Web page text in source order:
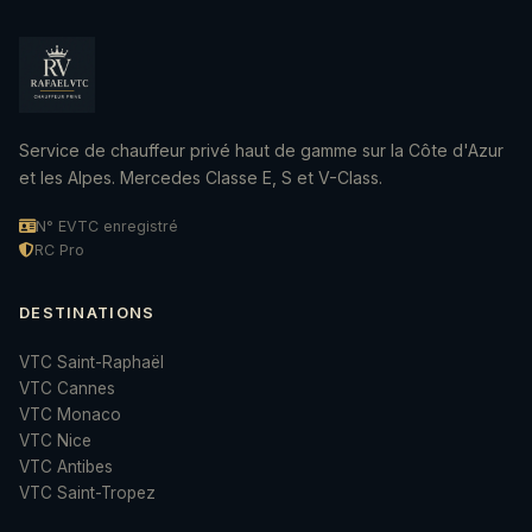
Service de chauffeur privé haut de gamme sur la Côte d'Azur
et les Alpes. Mercedes Classe E, S et V-Class.
N° EVTC enregistré
RC Pro
DESTINATIONS
VTC Saint-Raphaël
VTC Cannes
VTC Monaco
VTC Nice
VTC Antibes
VTC Saint-Tropez